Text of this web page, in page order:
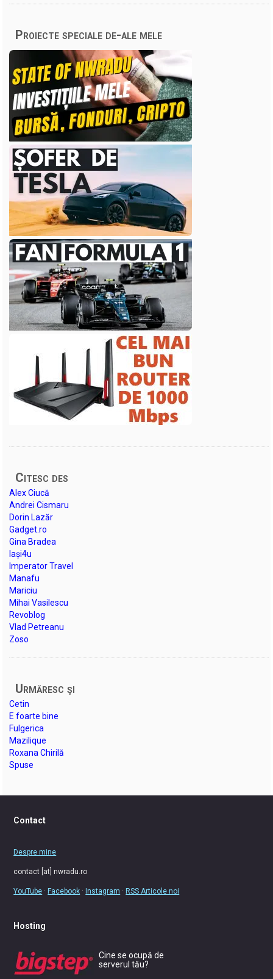
Proiecte speciale de-ale mele
Citesc des
Alex Ciucă
Andrei Cismaru
Dorin Lazăr
Gadget.ro
Gina Bradea
Iași4u
Imperator Travel
Manafu
Mariciu
Mihai Vasilescu
Revoblog
Vlad Petreanu
Zoso
Urmăresc şi
Cetin
E foarte bine
Fulgerica
Mazilique
Roxana Chirilă
Spuse
Contact
Despre mine
contact [at] nwradu.ro
YouTube ·Facebook ·Instagram ·RSS Articole noi
Hosting
Cine se ocupă de
serverul tău?